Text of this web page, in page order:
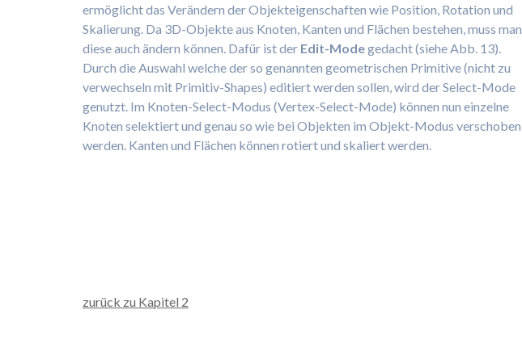
ermöglicht das Verändern der Objekteigenschaften wie Position, Rotation und
Skalierung. Da 3D-Objekte aus Knoten, Kanten und Flächen bestehen, muss man
diese auch ändern können. Dafür ist der Edit-Modegedacht (siehe Abb. 13).
Durch die Auswahl welche der so genannten geometrischen Primitive (nicht zu
verwechseln mit Primitiv-Shapes) editiert werden sollen, wird der Select-Mode
genutzt. Im Knoten-Select-Modus (Vertex-Select-Mode) können nun einzelne
Knoten selektiert und genau so wie bei Objekten im Objekt-Modus verschoben
werden. Kanten und Flächen können rotiert und skaliert werden.
zurück zu Kapitel 2